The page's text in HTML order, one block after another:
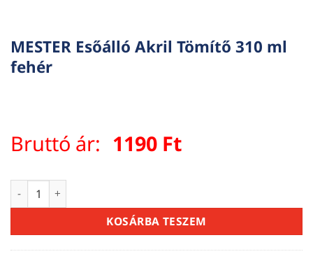
MESTER Esőálló Akril Tömítő 310 ml
fehér
Bruttó ár: 1190 Ft
MESTER Esőálló Akril Tömítő 310 ml fehér mennyiség
KOSÁRBA TESZEM